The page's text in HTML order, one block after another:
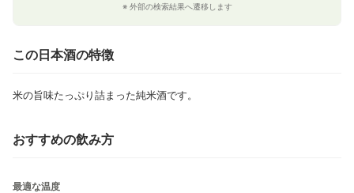
※ 外部の検索結果へ遷移します
この日本酒の特徴
米の旨味たっぷり詰まった純米酒です。
おすすめの飲み方
最適な温度